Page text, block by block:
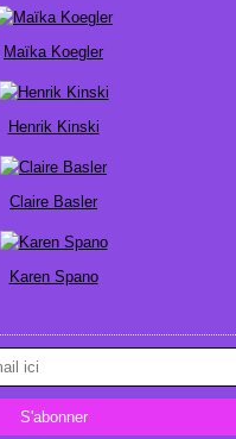
Maïka Koegler
Henrik Kinski
Claire Basler
Karen Spano